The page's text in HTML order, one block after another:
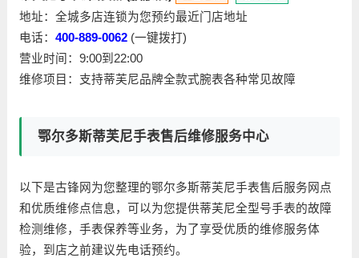
地址：全城多店连锁为您预约最近门店地址
电话： 400-889-0062(一键拨打)
营业时间：9:00到22:00
维修项目：支持蒂芙尼品牌全款式腕表各种常见故障
鄂尔多斯蒂芙尼手表售后维修服务中心
以下是古锋网为您整理的鄂尔多斯蒂芙尼手表售后服务网点
和优质维修点信息，可以为您提供蒂芙尼全型号手表的故障
检测维修，手表保养等业务，为了享受优质的维修服务体
验，到店之前建议先电话预约。